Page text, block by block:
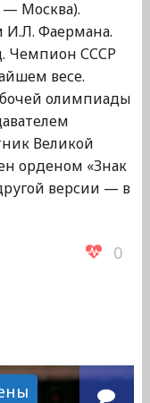
— Москва).
И.Л. Фаермана.
Чемпион СССР
весе.
олимпиады
Великой
орденом «Знак
версии — в
0